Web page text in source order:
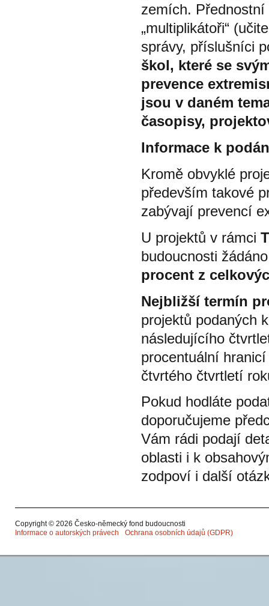
zemích.
„multiplikátoři“
správy, příslušníci
škol, které se
prevence
jsou v daném
časopisy,
Informace k
Kromě obvyklé
především takové
zabývají prevencí
U projektů v rámci
budoucnosti
procent z
Nejbližší termín
projektů podaných
následujícího
procentuální
čtvrtého čtvrtletí
Pokud hodláte
doporučujeme
Vám rádi podají
oblasti i k
zodpoví i další
Copyright © 2026 Česko-německý fond budoucnosti
Informace o autorských právech
Ochrana osobních údajů (GDPR)